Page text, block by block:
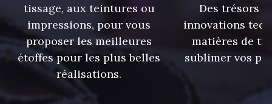
tissage, aux teintures ou
impressions, pour vous
proposer les meilleures
étoffes pour les plus belles
réalisations.
Des trésors
innovations
matières de
sublimer vos